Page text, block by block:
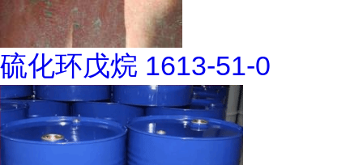
硫化环戊烷 1613-51-0